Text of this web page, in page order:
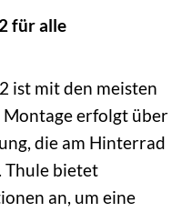
für alle
ist mit den meisten
erfolgt über
die am Hinterrad
Thule bietet
an, um eine